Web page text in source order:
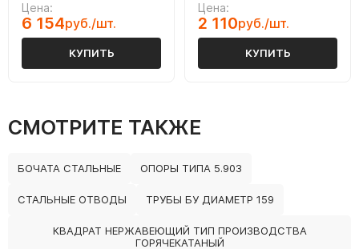
Цена:
6 154руб./шт.
КУПИТЬ
Цена:
2 110руб./шт.
КУПИТЬ
СМОТРИТЕ ТАКЖЕ
БОЧАТА СТАЛЬНЫЕ ОПОРЫ ТИПА 5.903
СТАЛЬНЫЕ ОТВОДЫ ТРУБЫ БУ ДИАМЕТР 159
КВАДРАТ НЕРЖАВЕЮЩИЙ ТИП ПРОИЗВОДСТВА
ГОРЯЧЕКАТАНЫЙ